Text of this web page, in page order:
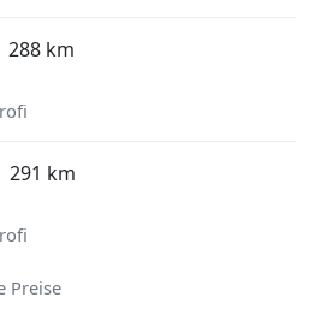
288 km
291 km
Preise